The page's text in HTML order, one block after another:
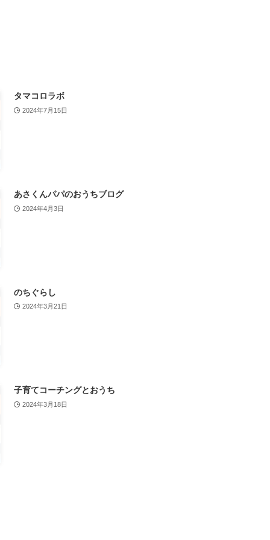
タマコロラボ
2024年7月15日
あさくんパパのおうちブログ
2024年4月3日
のちぐらし
2024年3月21日
子育てコーチングとおうち
2024年3月18日